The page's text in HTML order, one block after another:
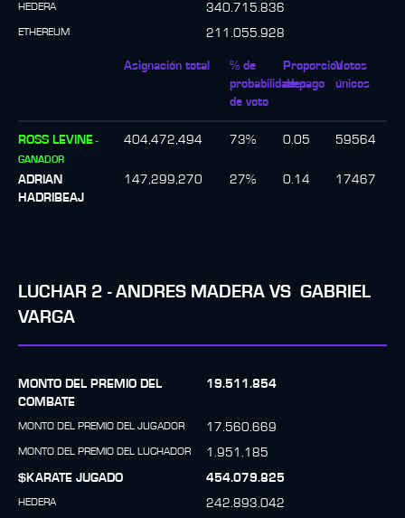
HEDERA 340.715.836
ETHEREUM 211.055.928
Asignación total
% de
probabilidades
de voto
Proporción
de pago
Votos
únicos
ROSS LEVINE -
GANADOR
404,472,494 73% 0.05 59564
ADRIAN
HADRIBEAJ
147,299,270 27% 0.14 17467
LUCHAR 2 - ANDRES MADERA VS GABRIEL
VARGA
MONTO DEL PREMIO DEL
COMBATE
19.511.854
MONTO DEL PREMIO DEL JUGADOR 17.560.669
MONTO DEL PREMIO DEL LUCHADOR
1.951.185
$KARATE JUGADO
454.079.825
HEDERA 242.893.042